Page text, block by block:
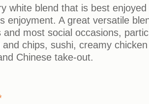
white blend that is best
enjoyment. A great versatile
and most social occasions,
and chips, sushi, creamy
Chinese take-out.